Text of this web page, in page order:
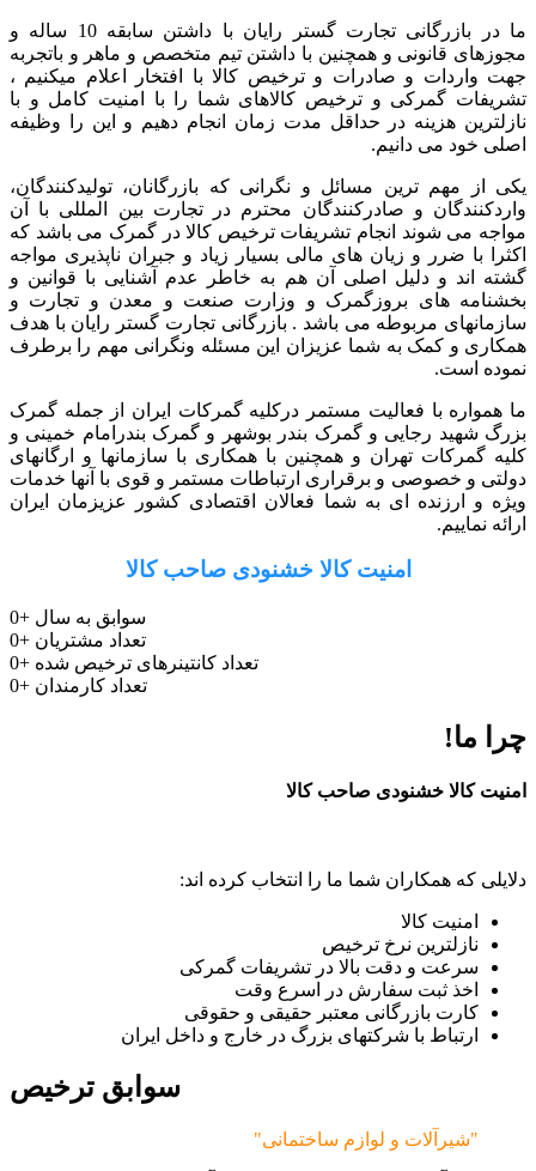
ما در بازرگانی تجارت گستر رایان با داشتن سابقه 10 ساله و
مجوزهای قانونی و همچنین با داشتن تیم متخصص و ماهر و باتجربه
جهت واردات و صادرات و ترخیص کالا با افتخار اعلام میکنیم ،
تشریفات گمرکی و ترخیص کالاهای شما را با امنیت کامل و با
نازلترین هزینه در حداقل مدت زمان انجام دهیم و این را وظیفه
اصلی خود می دانیم.
یکی از مهم ترین مسائل و نگرانی که بازرگانان، تولیدکنندگان،
واردکنندگان و صادرکنندگان محترم در تجارت بین المللی با آن
مواجه می شوند انجام تشریفات ترخیص کالا در گمرک می باشد که
اکثرا با ضرر و زیان های مالی بسیار زیاد و جبران ناپذیری مواجه
گشته اند و دلیل اصلی آن هم به خاطر عدم آشنایی با قوانین و
بخشنامه های بروزگمرک و وزارت صنعت و معدن و تجارت و
سازمانهای مربوطه می باشد . بازرگانی تجارت گستر رایان با هدف
همکاری و کمک به شما عزیزان این مسئله ونگرانی مهم را برطرف
نموده است.
ما همواره با فعالیت مستمر درکلیه گمرکات ایران از جمله گمرک
بزرگ شهید رجایی و گمرک بندر بوشهر و گمرک بندرامام خمینی و
کلیه گمرکات تهران و همچنین با همکاری با سازمانها و ارگانهای
دولتی و خصوصی و برقراری ارتباطات مستمر و قوی با آنها خدمات
ویژه و ارزنده ای به شما فعالان اقتصادی کشور عزیزمان ایران
ارائه نماییم.
امنیت کالا خشنودی صاحب کالا
0+ سوابق به سال
0+ تعداد مشتریان
0+ تعداد کانتینرهای ترخیص شده
0+ تعداد کارمندان
چرا ما!
امنیت کالا خشنودی صاحب کالا
دلایلی که همکاران شما ما را انتخاب کرده اند:
امنیت کالا
نازلترین نرخ ترخیص
سرعت و دقت بالا در تشریفات گمرکی
اخذ ثبت سفارش در اسرع وقت
کارت بازرگانی معتبر حقیقی و حقوقی
ارتباط با شرکتهای بزرگ در خارج و داخل ایران
سوابق ترخیص
"شیرآلات و لوازم ساختمانی"